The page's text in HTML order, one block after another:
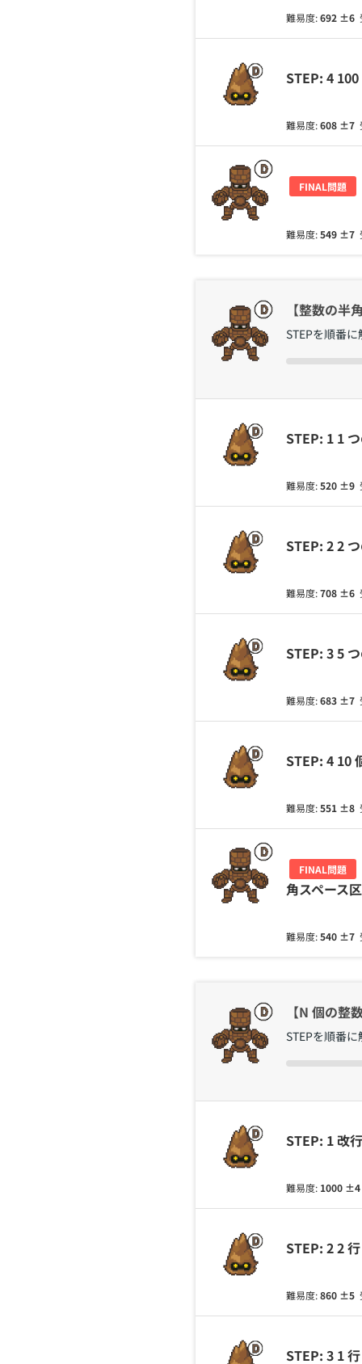
難易度:692 ±6
STEP: 4
難易度:608 ±7
FINAL問題
難易度:549 ±7
【整数の半
STEPを順番
STEP: 1 1
難易度:520 ±9
STEP: 2 2
難易度:708 ±6
STEP: 3 5
難易度:683 ±7
STEP: 4 10
難易度:551 ±8
FINAL問題
角スペース
難易度:540 ±7
【N 個の
STEPを順番
STEP: 1 改
難易度: 1000 ±4
STEP: 2 2
難易度:860 ±5
STEP: 3 1